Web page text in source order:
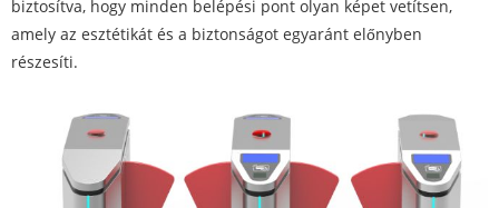
biztosítva, hogy minden belépési pont olyan képet vetítsen,
amely az esztétikát és a biztonságot egyaránt előnyben
részesíti.